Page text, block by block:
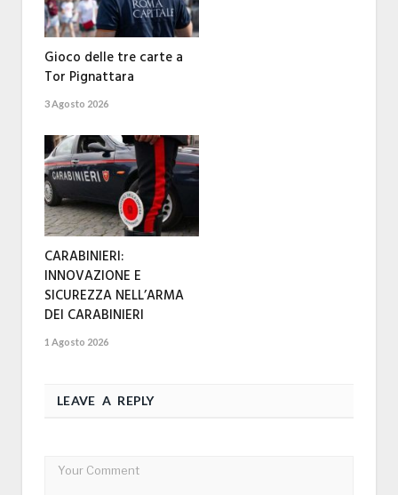
Gioco delle tre carte a
Tor Pignattara
3 Agosto 2026
CARABINIERI:
INNOVAZIONE E
SICUREZZA NELL’ARMA
DEI CARABINIERI
1 Agosto 2026
LEAVE A REPLY